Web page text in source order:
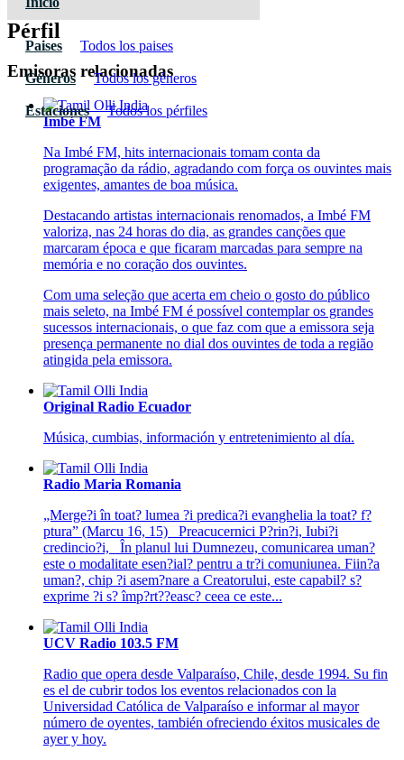
Paises Todos los paises
Géneros Todos los géneros
Estaciones Todos los pérfiles
Pérfil
Emisoras relacionadas
Imbé FM
Na Imbé FM, hits internacionais tomam conta da
programação da rádio, agradando com força os ouvintes mais
exigentes, amantes de boa música.
Destacando artistas internacionais renomados, a Imbé FM
valoriza, nas 24 horas do dia, as grandes canções que
marcaram época e que ficaram marcadas para sempre na
memória e no coração dos ouvintes.
Com uma seleção que acerta em cheio o gosto do público
mais seleto, na Imbé FM é possível contemplar os grandes
sucessos internacionais, o que faz com que a emissora seja
presença permanente no dial dos ouvintes de toda a região
atingida pela emissora.
Original Radio Ecuador
Música, cumbias, información y entretenimiento al día.
Radio Maria Romania
„Merge?i în toat? lumea ?i predica?i evanghelia la toat? f?
ptura” (Marcu 16, 15) Preacucernici P?rin?i, Iubi?i
credincio?i, În planul lui Dumnezeu, comunicarea uman?
este o modalitate esen?ial? pentru a tr?i comuniunea. Fiin?a
uman?, chip ?i asem?nare a Creatorului, este capabil? s?
exprime ?i s? împ?rt??easc? ceea ce este...
UCV Radio 103.5 FM
Radio que opera desde Valparaíso, Chile, desde 1994. Su fin
es el de cubrir todos los eventos relacionados con la
Universidad Católica de Valparaíso e informar al mayor
número de oyentes, también ofreciendo éxitos musicales de
ayer y hoy.